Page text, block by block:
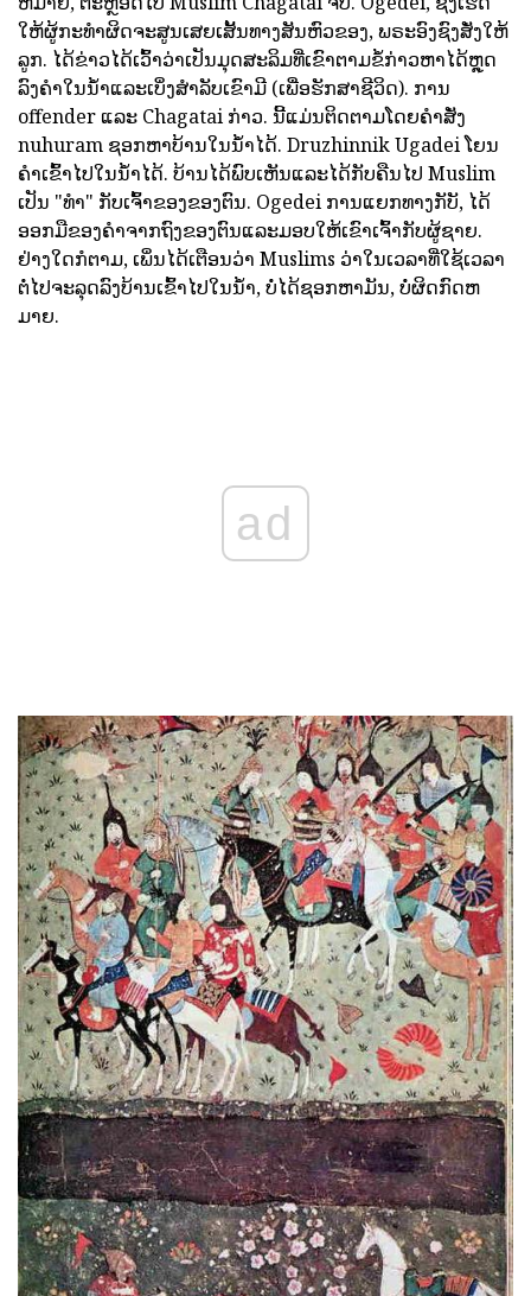
ໃຫ້ຜູ້ກະທໍາຜິດຈະສູນເສຍເສັ້ນທາງສັນຫົວຂອງ, ພຣະອົງຊົງສັ່ງໃຫ້
ລູກ. ໄດ້ຂ່າວໄດ້ເວົ້າວ່າເປັນມຸດສະລິມທີ່ເຂົາຕາມຂໍ້ກ່າວຫາໄດ້ຫຼຸດ
ລົງຄໍາໃນນ້ໍາແລະເບິ່ງສໍາລັບເຂົາມີ (ເພື່ອຮັກສາຊີວິດ). ການ
offender ແລະ Chagatai ກ່າວ. ນີ້ແມ່ນຕິດຕາມໂດຍຄໍາສັ່ງ
nuhuram ຊອກຫາບ້ານໃນນ້ໍາໄດ້. Druzhinnik Ugadei ໂຍນ
ຄໍາເຂົ້າໄປໃນນ້ໍາໄດ້. ບ້ານໄດ້ພົບເຫັນແລະໄດ້ກັບຄືນໄປ Muslim
ເປັນ "ທໍາ" ກັບເຈົ້າຂອງຂອງຕົນ. Ogedei ການແຍກທາງກັບັ, ໄດ້
ອອກມືຂອງຄໍາຈາກຖົງຂອງຕົນແລະມອບໃຫ້ເຂົາເຈົ້າກັບຜູ້ຊາຍ.
ຢ່າງໃດກໍຕາມ, ເພິ່ນໄດ້ເຕືອນວ່າ Muslims ວ່າໃນເວລາທີ່ໃຊ້ເວລາ
ຕໍ່ໄປຈະລຸດລົງບ້ານເຂົ້າໄປໃນນ້ໍາ, ບໍ່ໄດ້ຊອກຫາມັນ, ບໍ່ຜິດກົດຫ
ມາຍ.
ad